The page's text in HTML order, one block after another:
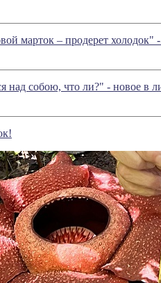
марток – продерет
над собою, что ли?" - новое в